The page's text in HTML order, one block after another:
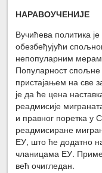
НАРАВОУЧЕНИЈЕ
Вучићева политика
обезбеђујући
непопуларним
Популарност спољне
пристајањем на
је да ће цена
реадмисије
и правног поретка у
реадмисиране
ЕУ, што ће додатно
чланицама ЕУ.
већ очигледан.